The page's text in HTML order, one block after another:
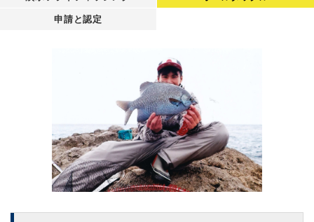
申請と認定